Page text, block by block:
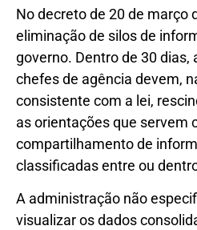
No decreto de 20 de março
eliminação de silos de
governo. Dentro de 30 dias,
chefes de agência devem,
consistente com a lei,
as orientações que servem
compartilhamento de
classificadas entre ou
A administração não
visualizar os dados